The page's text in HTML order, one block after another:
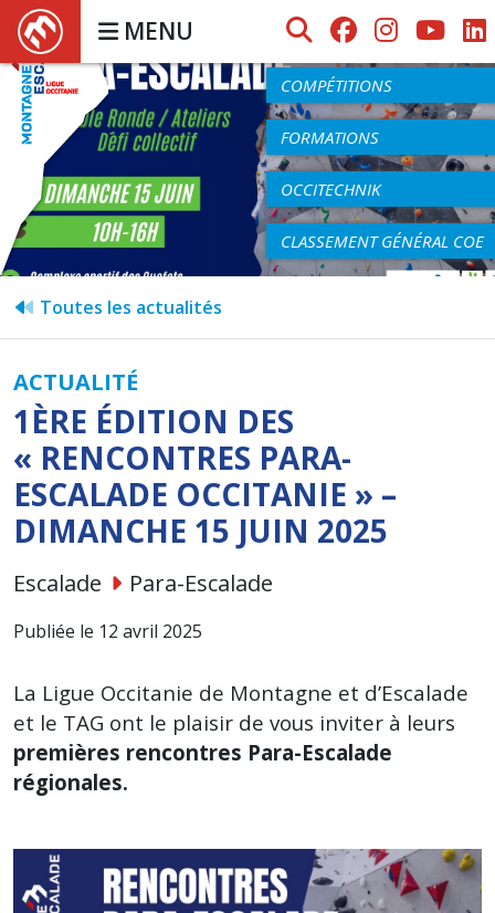
MENU AGENDA
COMPÉTITIONS
FORMATIONS
OCCITECHNIK
CLASSEMENT GÉNÉRAL COE
Toutes les actualités
ACTUALITÉ
1ÈRE ÉDITION DES
« RENCONTRES PARA-
ESCALADE OCCITANIE » –
DIMANCHE 15 JUIN 2025
Escalade Para-Escalade
Publiée le 12 avril 2025
La Ligue Occitanie de Montagne et d’Escalade
et le TAG ont le plaisir de vous inviter à leurs
premières rencontres Para-Escalade
régionales.